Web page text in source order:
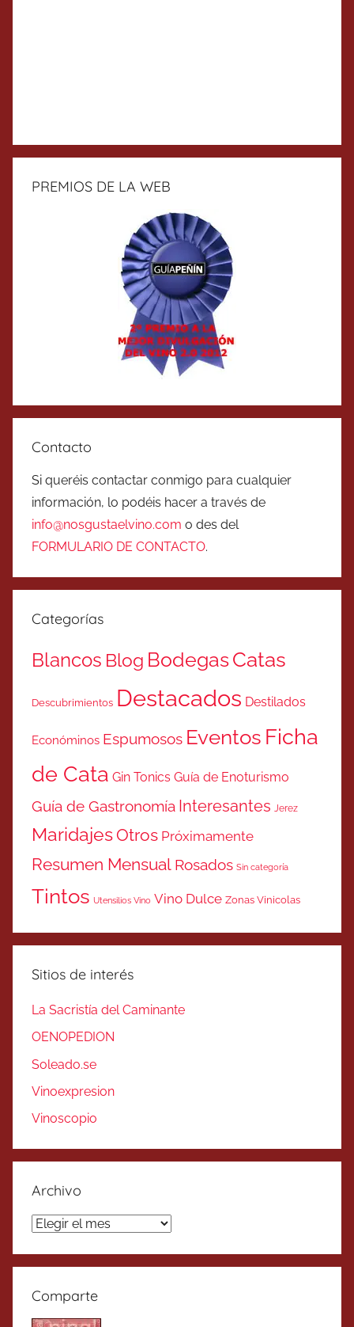
PREMIOS DE LA WEB
Contacto
Si queréis contactar conmigo para cualquier
información, lo podéis hacer a través de
info@nosgustaelvino.com o des del
FORMULARIO DE CONTACTO.
Categorías
Blancos Blog BodegasCatas
Descubrimientos Destacados Destilados
Económinos Espumosos Eventos Ficha
de Cata Gin Tonics Guía de Enoturismo
Guía de Gastronomía Interesantes Jerez
MaridajesOtros Próximamente
Resumen Mensual Rosados Sin categoría
Tintos Utensilios Vino Vino Dulce Zonas Vinicolas
Sitios de interés
La Sacristía del Caminante
OENOPEDION
Soleado.se
Vinoexpresion
Vinoscopio
Archivo
Archivo
Comparte